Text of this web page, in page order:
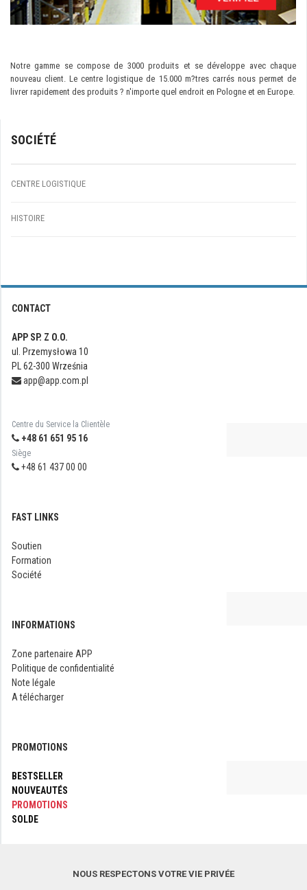
Notre gamme se compose de 3000 produits et se développe avec chaque
nouveau client. Le centre logistique de 15.000 m?tres carrés nous permet de
livrer rapidement des produits ? n'importe quel endroit en Pologne et en Europe.
SOCIÉTÉ
CENTRE LOGISTIQUE
HISTOIRE
CONTACT
APP SP. Z O.O.
ul. Przemysłowa 10
PL 62-300 Września
app@app.com.pl
Centre du Service la Clientèle
+48 61 651 95 16
Siège
+48 61 437 00 00
FAST LINKS
Soutien
Formation
Société
INFORMATIONS
Zone partenaire APP
Politique de confidentialité
Note légale
A télécharger
PROMOTIONS
BESTSELLER
NOUVEAUTÉS
PROMOTIONS
SOLDE
SUIVEZ-NOUS
NOUS RESPECTONS VOTRE VIE PRIVÉE